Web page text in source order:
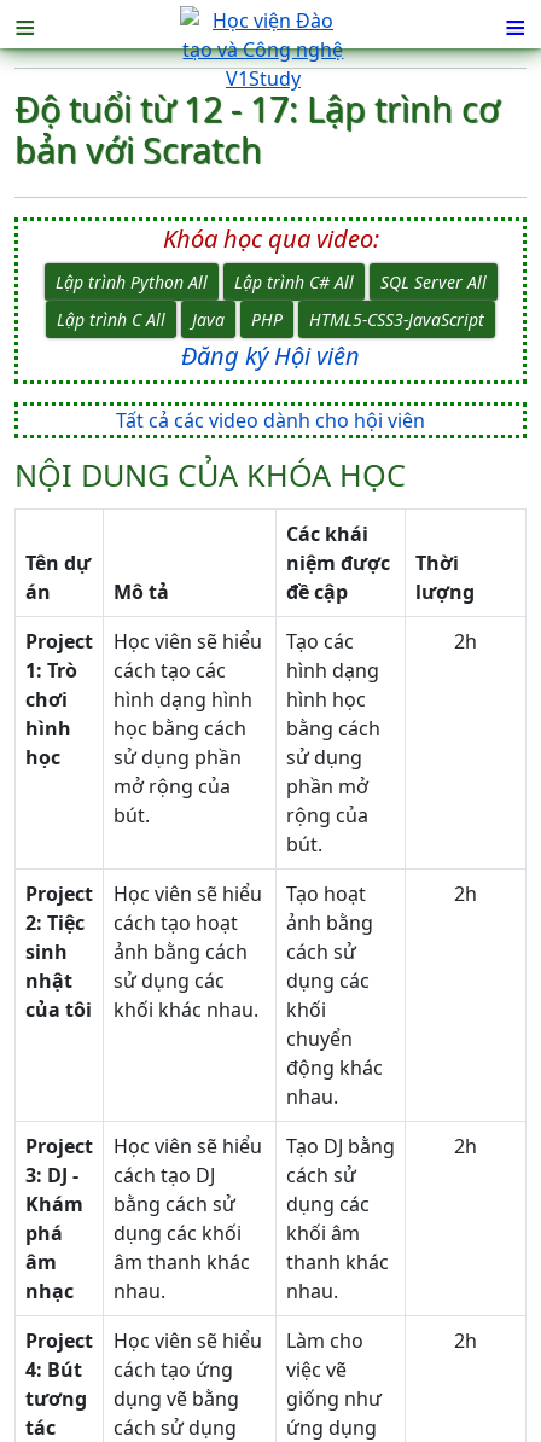
≡ ≡
Độ tuổi từ 12 - 17: Lập trình cơ
bản với Scratch
Khóa học qua video:
Lập trình Python All Lập trình C# All
SQL Server All
Lập trình C All
Java PHP HTML5-CSS3-JavaScript
Đăng ký Hội viên
Tất cả các video dành cho hội viên
NỘI DUNG CỦA KHÓA HỌC
Tên dự
án
Mô tả
Các khái
niệm được
đề cập
Thời
lượng
Project
1: Trò
chơi
hình
học
Học viên sẽ hiểu
cách tạo các
hình dạng hình
học bằng cách
sử dụng phần
mở rộng của
bút.
Tạo các
hình dạng
hình học
bằng cách
sử dụng
phần mở
rộng của
bút.
2h
Project
2: Tiệc
sinh
nhật
của tôi
Học viên sẽ hiểu
cách tạo hoạt
ảnh bằng cách
sử dụng các
khối khác nhau.
Tạo hoạt
ảnh bằng
cách sử
dụng các
khối
chuyển
động khác
nhau.
2h
Project
3: DJ -
Khám
phá
âm
nhạc
Học viên sẽ hiểu
cách tạo DJ
bằng cách sử
dụng các khối
âm thanh khác
nhau.
Tạo DJ bằng
cách sử
dụng các
khối âm
thanh khác
nhau.
2h
Project
4: Bút
tương
tác
Học viên sẽ hiểu
cách tạo ứng
dụng vẽ bằng
cách sử dụng
Làm cho
việc vẽ
giống như
ứng dụng
2h